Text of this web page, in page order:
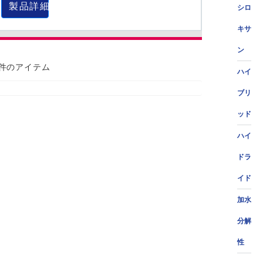
シロ
キサ
ン
ハイ
ブリ
ッド
ハイ
ドラ
イド
加水
分解
性
製品詳細
のアイテム